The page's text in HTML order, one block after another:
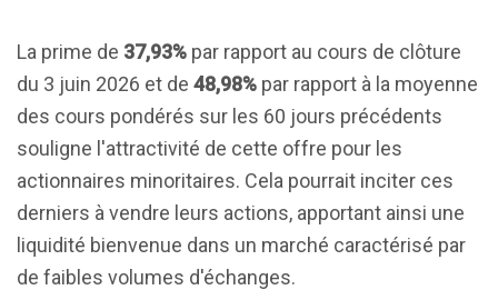
La prime de 37,93% par rapport au cours de clôture
du 3 juin 2026 et de 48,98% par rapport à la moyenne
des cours pondérés sur les 60 jours précédents
souligne l'attractivité de cette offre pour les
actionnaires minoritaires. Cela pourrait inciter ces
derniers à vendre leurs actions, apportant ainsi une
liquidité bienvenue dans un marché caractérisé par
de faibles volumes d'échanges.